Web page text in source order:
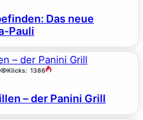
Das neue
Pauli
Klicks: 1386
– der Panini Grill